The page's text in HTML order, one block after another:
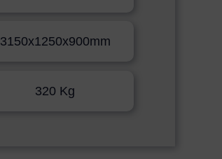
3150x1250x900mm
320 Kg